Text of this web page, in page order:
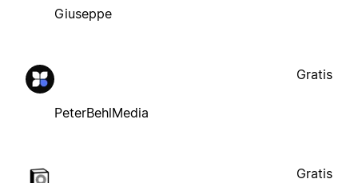
Giuseppe
PeterBehlMedia
Gratis
Gratis